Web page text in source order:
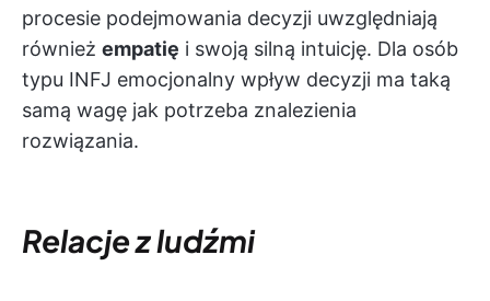
procesie podejmowania decyzji uwzględniają
również empatię i swoją silną intuicję. Dla osób
typu INFJ emocjonalny wpływ decyzji ma taką
samą wagę jak potrzeba znalezienia
rozwiązania.
Relacje z ludźmi